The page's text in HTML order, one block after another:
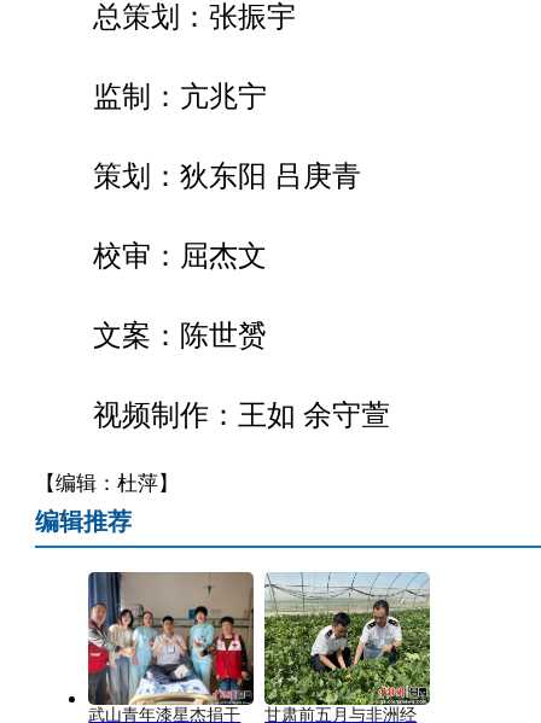
总策划：张振宇
监制：亢兆宁
策划：狄东阳 吕庚青
校审：屈杰文
文案：陈世赟
视频制作：王如 余守萱
【编辑：杜萍】
编辑推荐
武山青年漆星杰捐干 甘肃前五月与非洲经